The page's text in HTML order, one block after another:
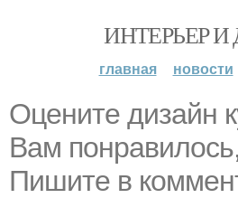
ИНТЕРЬЕР И
главная новости
Оцените дизайн
Вам
Пишите в